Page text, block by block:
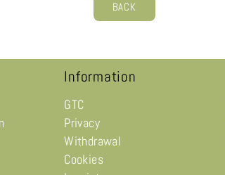
BACK
Information
GTC
Privacy
Withdrawal
Cookies